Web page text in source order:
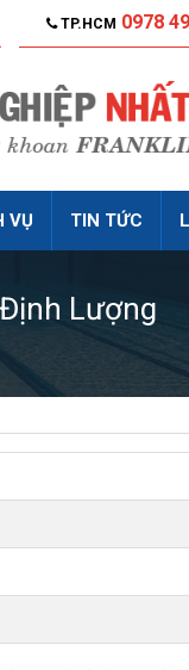
TP.HCM 0978
VỤ TIN TỨC
Lượng